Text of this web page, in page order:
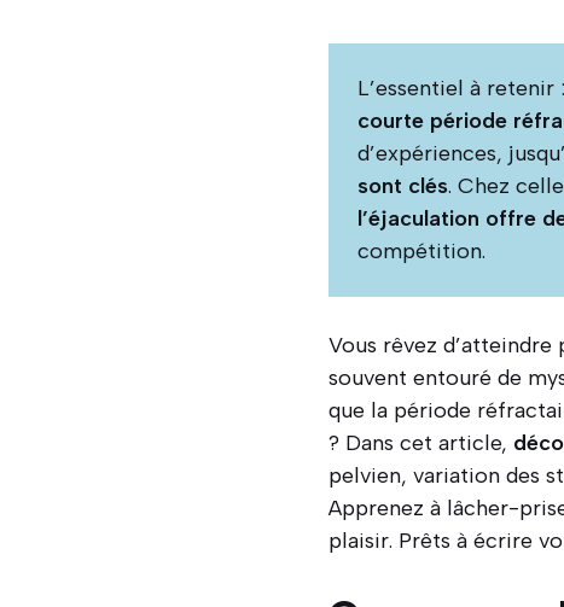
L’essentiel à
courte période
d’expériences,
sont clés. Chez
l’éjaculation offre
compétition.
Vous rêvez
souvent entouré de
que la période
? Dans cet article,
pelvien, variation des
Apprenez à lâcher-
plaisir. Prêts à écrire